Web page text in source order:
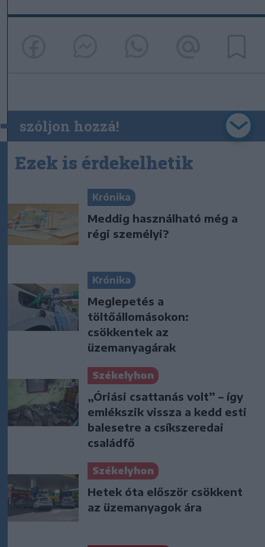
szóljon hozzá!
Ezek is érdekelhetik
Krónika
Meddig használható még a
régi személyi?
Krónika
Meglepetés a
töltőállomásokon:
csökkentek az
üzemanyagárak
Székelyhon
„Óriási csattanás volt” – így
emlékszik vissza a kedd esti
balesetre a csíkszeredai
családfő
Székelyhon
Hetek óta először csökkent
az üzemanyagok ára